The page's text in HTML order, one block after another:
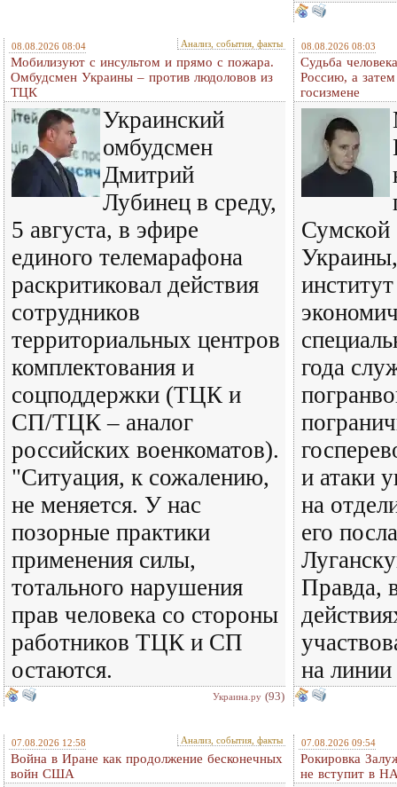
08.08.2026 08:04 Анализ, события, факты
Мобилизуют с инсультом и прямо с пожара.
Омбудсмен Украины – против людоловов из
ТЦК
Украинский
омбудсмен
Дмитрий
Лубинец в среду,
5 августа, в эфире
единого телемарафона
раскритиковал действия
сотрудников
территориальных центров
комплектования и
соцподдержки (ТЦК и
СП/ТЦК – аналог
российских военкоматов).
"Ситуация, к сожалению,
не меняется. У нас
позорные практики
применения силы,
тотального нарушения
прав человека со стороны
работников ТЦК и СП
остаются.
Украина.ру (93)
08.08.2026 08:03
Судьба
Россию, а
госизмене
Сумской
года
и атаки
на
его
Правда,
на
07.08.2026 12:58 Анализ, события, факты
Война в Иране как продолжение бесконечных
войн США
07.08.2026 09:54
Рокировка
не вступит в